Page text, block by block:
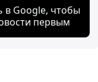
в Google, чтобы
первым